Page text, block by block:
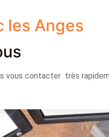
les Anges
vous contacter très